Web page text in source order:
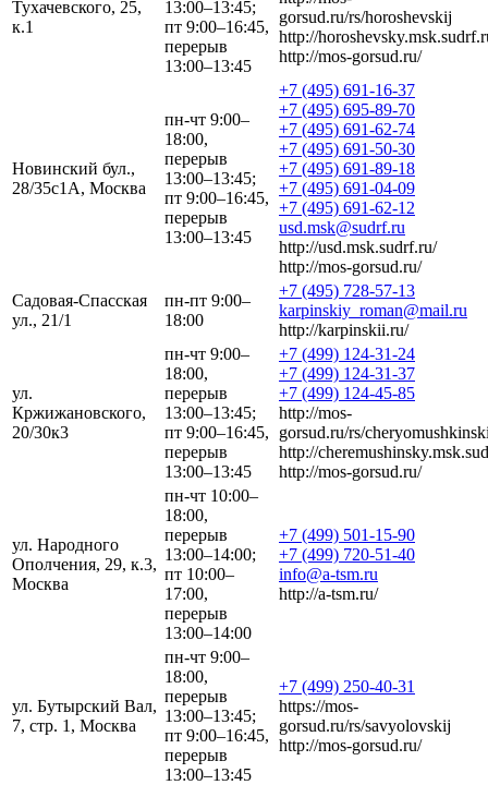
Тухачевского, 25,
к.1
13:00–13:45;
пт 9:00–16:45,
перерыв
13:00–13:45
gorsud.ru/rs/horoshevskij
http://
http://mos-gorsud.ru/
Новинский бул.,
28/35с1А, Москва
пн-чт 9:00–
18:00,
перерыв
13:00–13:45;
пт 9:00–16:45,
перерыв
13:00–13:45
+7 (495) 691-16-37
+7 (495) 695-89-70
+7 (495) 691-62-74
+7 (495) 691-50-30
+7 (495) 691-89-18
+7 (495) 691-04-09
+7 (495) 691-62-12
usd.msk@sudrf.ru
http://usd.msk.sudrf.ru/
http://mos-gorsud.ru/
Садовая-Спасская
ул., 21/1
пн-пт 9:00–
18:00
+7 (495) 728-57-13
karpinskiy_roman@mail.ru
http://karpinskii.ru/
ул.
Кржижановского,
20/30к3
пн-чт 9:00–
18:00,
перерыв
13:00–13:45;
пт 9:00–16:45,
перерыв
13:00–13:45
+7 (499) 124-31-24
+7 (499) 124-31-37
+7 (499) 124-45-85
http://mos-
gorsud.ru/rs/
http://
http://mos-gorsud.ru/
ул. Народного
Ополчения, 29, к.3,
Москва
пн-чт 10:00–
18:00,
перерыв
13:00–14:00;
пт 10:00–
17:00,
перерыв
13:00–14:00
+7 (499) 501-15-90
+7 (499) 720-51-40
info@a-tsm.ru
http://a-tsm.ru/
ул. Бутырский Вал,
7, стр. 1, Москва
пн-чт 9:00–
18:00,
перерыв
13:00–13:45;
пт 9:00–16:45,
перерыв
13:00–13:45
+7 (499) 250-40-31
https://mos-
gorsud.ru/rs/savyolovskij
http://mos-gorsud.ru/